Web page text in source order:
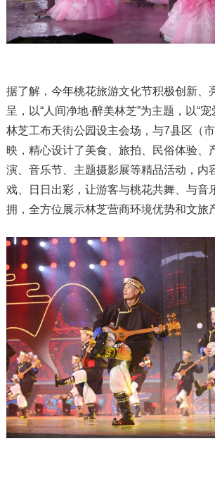
据了解，今年桃花旅游文化节积极创新、
呈，以“人间净地·醉美林芝”为主题，以“
林芝工布天街公园设主会场，与7县区（
映，精心设计了美食、旅拍、民俗体验、
演、音乐节、主题摄影展等精品活动，内
戏、日日出彩，让游客与桃花共舞、与音
拥，全方位展示林芝营商环境优势和文旅